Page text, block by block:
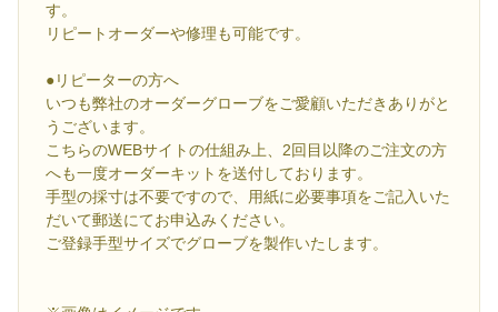
す。
リピートオーダーや修理も可能です。
●リピーターの方へ
いつも弊社のオーダーグローブをご愛顧いただきありがと
うございます。
こちらのWEBサイトの仕組み上、2回目以降のご注文の方
へも一度オーダーキットを送付しております。
手型の採寸は不要ですので、用紙に必要事項をご記入いた
だいて郵送にてお申込みください。
ご登録手型サイズでグローブを製作いたします。